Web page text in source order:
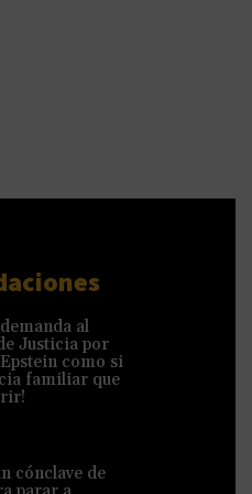
al
Justicia por
como si
familiar que
cónclave de